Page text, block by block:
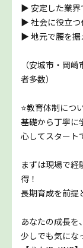
▶ 安定した業界
▶ 社会に役立つ
▶ 地元で腰を据
（安城市・岡
者多数）
⭐教育体制につ
基礎から丁寧に
心してスタート
まずは現場で経
得！
長期育成を前提
あなたの成長を
少しでも気にな